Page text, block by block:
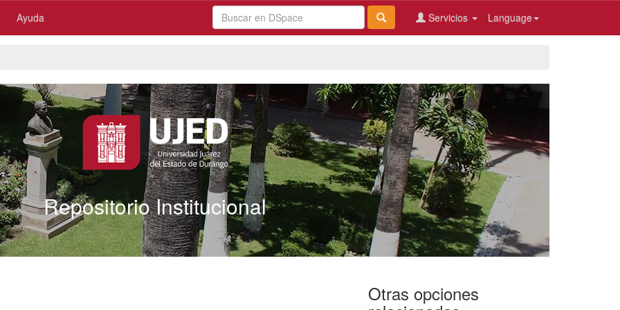
Ayuda Language
Servicios
Repositorio Institucional
Otras opciones